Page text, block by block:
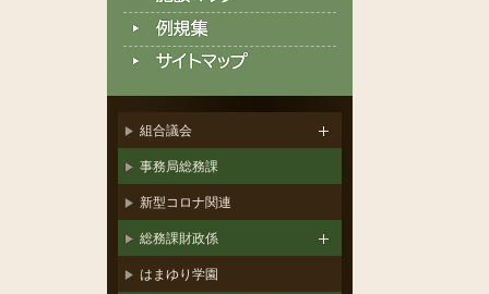
組合議会
事務局総務課
新型コロナ関連
総務課財政係
はまゆり学園